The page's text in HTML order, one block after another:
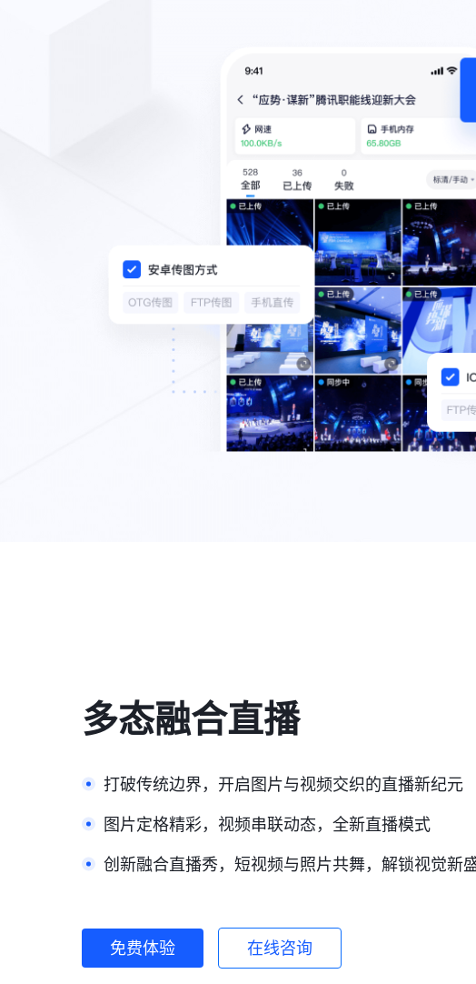
多态融合直播
打破传统边界，开启图片与视频交织的直播新纪元
图片定格精彩，视频串联动态，全新直播模式
创新融合直播秀，短视频与照片共舞，解锁视觉新
免费体验 在线咨询